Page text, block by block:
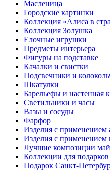
Масленица
Городские картинки
Коллекция «Алиса в
Коллекция Золушка
Елочные игрушки
Предметы интерьера
Фигуры на подставке
Качалки и свистки
Подсвечники и
Шкатулки
Барельефы и настенная
Светильники и часы
Вазы и сосуды
Фарфор
Изделия с применением
Изделия с применением
Лучшие композиции
Коллекции для подарков
Подарок Санкт-